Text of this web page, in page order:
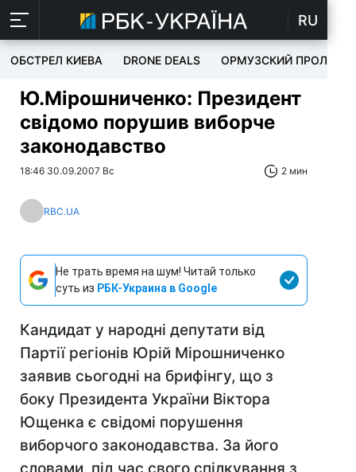
RU
ОБСТРЕЛ КИЕВА DRONE DEALS ОРМУЗСКИЙ ПРОЛИВ
Ю.Мірошниченко: Президент
свідомо порушив виборче
законодавство
18:46 30.09.2007 Вс 2 мин
RBC.UA
Не трать время на шум! Читай только
суть из РБК-Украина в Google
Кандидат у народні депутати від
Партії регіонів Юрій Мірошниченко
заявив сьогодні на брифінгу, що з
боку Президента України Віктора
Ющенка є свідомі порушення
виборчого законодавства. За його